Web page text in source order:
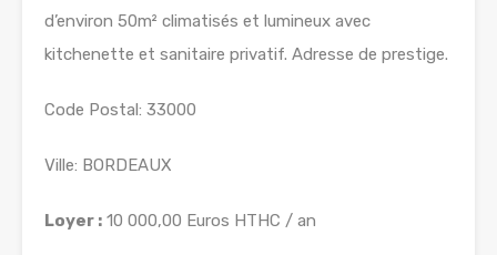
d’environ 50m² climatisés et lumineux avec
kitchenette et sanitaire privatif. Adresse de prestige.
Code Postal: 33000
Ville: BORDEAUX
Loyer : 10 000,00 Euros HTHC / an